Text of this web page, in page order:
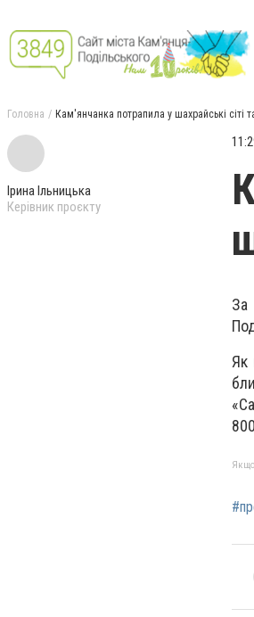
Головна Кам'янчанка потрапила у шахрайські сіті
Ірина Ільницька
Керівник проєкту
За
Як